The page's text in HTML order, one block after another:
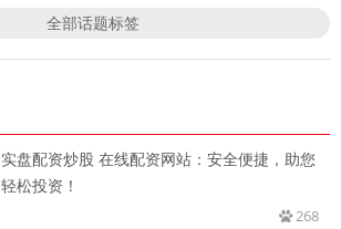
全部话题标签
实盘配资炒股 在线配资网站：安全便捷，助您
轻松投资！
268